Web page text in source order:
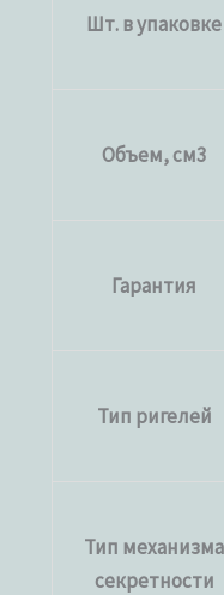
Шт. в упаковке
Объем, см3
Гарантия
Тип ригелей
Тип механизма
секретности